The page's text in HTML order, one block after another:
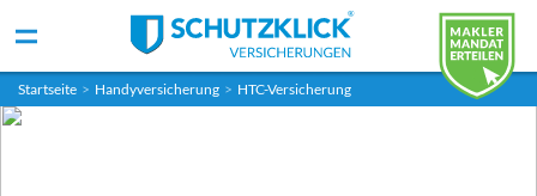
Startseite > Handyversicherung > HTC-Versicherung